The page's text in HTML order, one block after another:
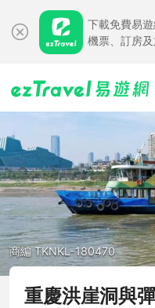
下載免費易
機票、訂房
商編 TKNKL-180470
重慶洪崖洞與